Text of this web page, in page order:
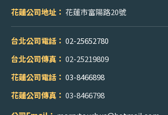
花蓮公司地址： 花蓮市富陽路20號
台北公司電話： 02-25652780
台北公司傳真： 02-25219809
花蓮公司電話： 03-8466898
花蓮公司傳真： 03-8466798